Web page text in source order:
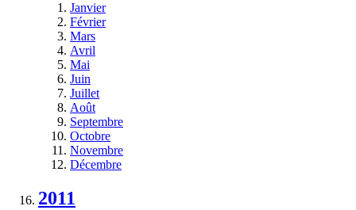
Janvier
Février
Mars
Avril
Mai
Juin
Juillet
Août
Septembre
Octobre
Novembre
Décembre
2011